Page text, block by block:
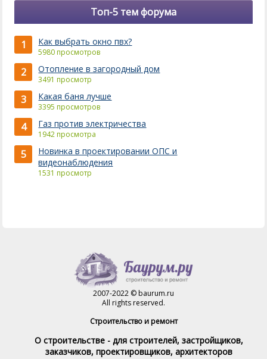
Топ-5 тем форума
1 Как выбрать окно пвх?
5980 просмотров
2 Отопление в загородный дом
3491 просмотр
3 Какая баня лучше
3395 просмотров
4 Газ против электричества
1942 просмотра
5
Новинка в проектировании ОПС и
видеонаблюдения
1531 просмотр
2007-2022 © baurum.ru
All rights reserved.
Строительство и ремонт
О строительстве - для строителей, застройщиков,
заказчиков, проектировщиков, архитекторов